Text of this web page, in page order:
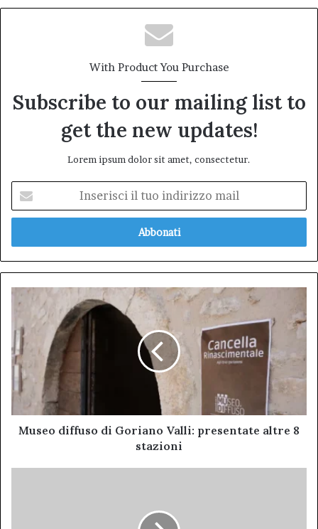
With Product You Purchase
Subscribe to our mailing list to
get the new updates!
Lorem ipsum dolor sit amet, consectetur.
tuo
mail
Museo
diffuso
Goriano
Valli:
presentate
altre
stazioni
Museo diffuso di Goriano Valli: presentate altre 8
stazioni